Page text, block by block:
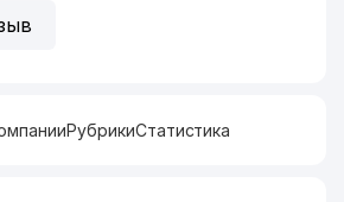
РубрикиСтатистика